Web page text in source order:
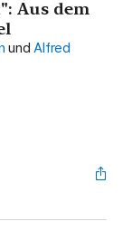
Aus dem
und Alfred